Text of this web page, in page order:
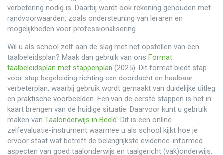
verbetering nodig is. Daarbij wordt ook rekening gehouden met
randvoorwaarden, zoals ondersteuning van leraren en
mogelijkheden voor professionalisering.
Wil u als school zelf aan de slag met het opstellen van een
taalbeleidsplan? Maak dan gebruik van ons Format
taalbeleidsplan met stappenplan (2025). Dit format biedt stap
voor stap begeleiding richting een doordacht en haalbaar
verbeterplan, waarbij gebruik wordt gemaakt van duidelijke uitleg
en praktische voorbeelden. Een van de eerste stappen is het in
kaart brengen van de huidige situatie. Daarvoor kunt u gebruik
maken van Taalonderwijs in Beeld . Dit is een online
zelfevaluatie-instrument waarmee u als school kijkt hoe je
ervoor staat wat betreft de belangrijkste evidence-informed
aspecten van goed taalonderwijs en taalgericht (vak)onderwijs.